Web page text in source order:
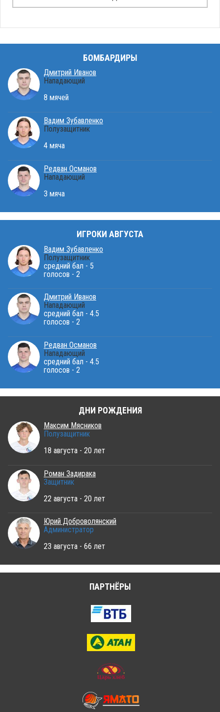
БОМБАРДИРЫ
Дмитрий Иванов
Нападающий
8 мячей
Вадим Зубавленко
Полузащитник
4 мяча
Редван Османов
Нападающий
3 мяча
ИГРОКИ АВГУСТА
Вадим Зубавленко
Полузащитник
средний бал - 5
голосов - 2
Дмитрий Иванов
Нападающий
средний бал - 4.5
голосов - 2
Редван Османов
Нападающий
средний бал - 4.5
голосов - 2
ДНИ РОЖДЕНИЯ
Максим Мясников
Полузащитник
18 августа - 20 лет
Роман Задирака
Защитник
22 августа - 20 лет
Юрий Доброволянский
Администратор
23 августа - 66 лет
ПАРТНЁРЫ